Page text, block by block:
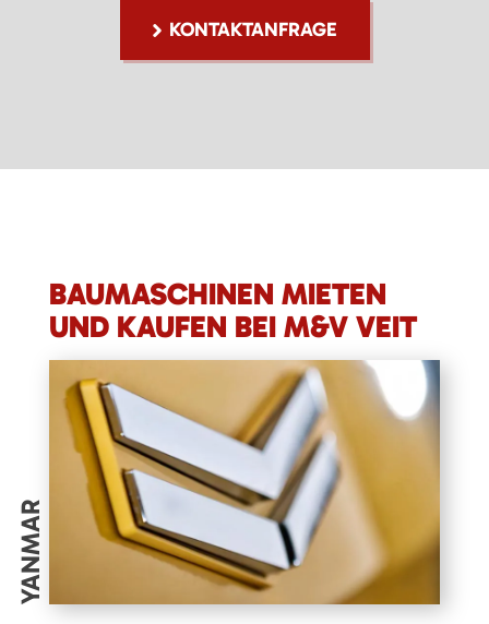
KONTAKTANFRAGE
BAUMASCHINEN MIETEN
UND KAUFEN BEI M&V VEIT
YANMAR